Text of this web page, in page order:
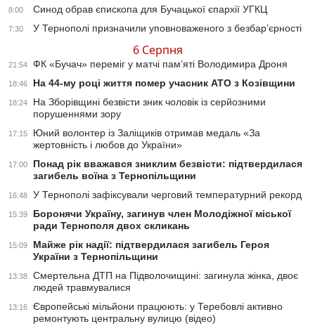
8:00 Синод обрав єпископа для Бучацької єпархії УГКЦ
7:30 У Тернополі призначили уповноваженого з безбар’єрності
6 Серпня
21:54 ФК «Бучач» переміг у матчі пам’яті Володимира Дроня
18:46 На 44-му році життя помер учасник АТО з Козівщини
18:24
На Зборівщині безвісти зник чоловік із серйозними
порушеннями зору
17:15
Юний волонтер із Заліщиків отримав медаль «За
жертовність і любов до України»
17:00
Понад рік вважався зниклим безвісти: підтвердилася
загибель воїна з Тернопільщини
16:48 У Тернополі зафіксували черговий температурний рекорд
15:39
Боронячи Україну, загинув член Молодіжної міської
ради Тернополя двох скликань
15:09
Майже рік надії: підтвердилася загибель Героя
України з Тернопільщини
13:38
Смертельна ДТП на Підволочищині: загинула жінка, двоє
людей травмувалися
13:16
Європейські мільйони працюють: у Теребовлі активно
ремонтують центральну вулицю (відео)